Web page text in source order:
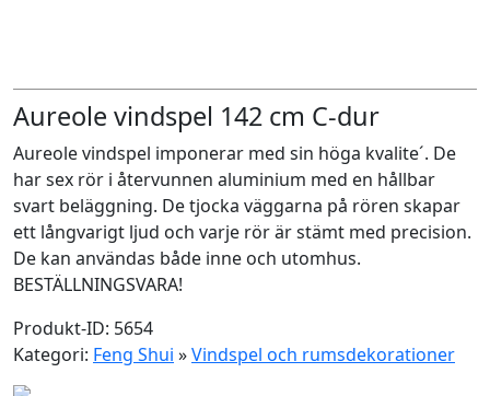
Aureole vindspel 142 cm C-dur
Aureole vindspel imponerar med sin höga kvalite´. De
har sex rör i återvunnen aluminium med en hållbar
svart beläggning. De tjocka väggarna på rören skapar
ett långvarigt ljud och varje rör är stämt med precision.
De kan användas både inne och utomhus.
BESTÄLLNINGSVARA!
Produkt-ID: 5654
Kategori: Feng Shui »Vindspel och rumsdekorationer